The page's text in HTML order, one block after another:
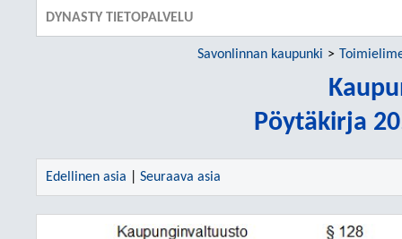
DYNASTY TIETOPALVELU
Savonlinnan kaupunki
Pöytäkirja
Edellinen asia Seuraava asia